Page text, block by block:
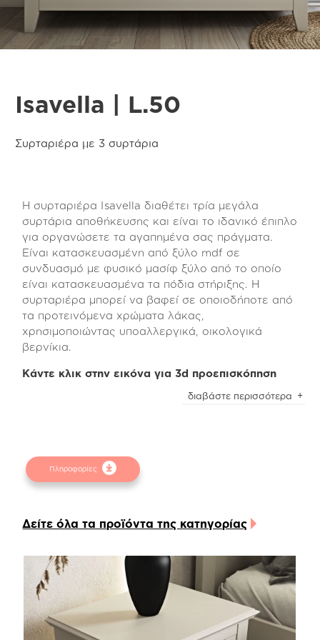
Isavella | L.50
Συρταριέρα με 3 συρτάρια
Η συρταριέρα Isavella διαθέτει τρία μεγάλα
συρτάρια αποθήκευσης και είναι το ιδανικό έπιπλο
για οργανώσετε τα αγαπημένα σας πράγματα.
Είναι κατασκευασμένη από ξύλο mdf σε
συνδυασμό με φυσικό μασίφ ξύλο από το οποίο
είναι κατασκευασμένα τα πόδια στήριξης. Η
συρταριέρα μπορεί να βαφεί σε οποιοδήποτε από
τα προτεινόμενα χρώματα λάκας,
χρησιμοποιώντας υποαλλεργικά, οικολογικά
βερνίκια.
Κάντε κλικ στην εικόνα για 3d προεπισκόπηση
Επιπλέον, υπάρχει η δυνατότητα να επιλέξετε την
παλαίωσης.
Η εσωτερική πλευρά των συρταριών είναι
Teflon ιταλικής προέλευσης.
προϊόν προσθέτοντας μηχανισμούς soft close για
αθόρυβη λειτουργία των συρταριών.
Ταιριάζει απόλυτα με το κρεβάτι, τα κομοδίνα και
τον καθρέπτη της Isabella collection και
συμπληρώνει υπέροχα τα κρεβάτια Nabuk και Fab
διαβάστε περισσότερα
Πληροφορίες
Δείτε όλα τα προϊόντα της κατηγορίας